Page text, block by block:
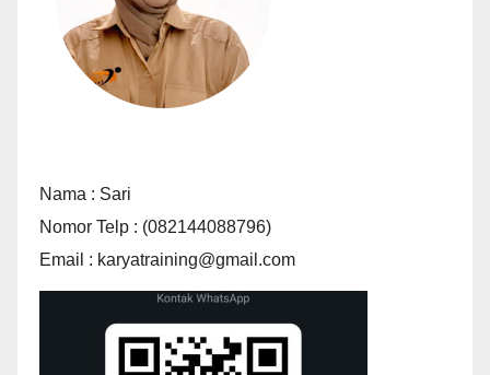
Nama : Sari
Nomor Telp : (082144088796)
Email : karyatraining@gmail.com